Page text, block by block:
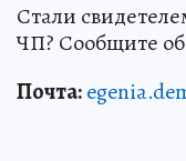
Стали
ЧП? Сообщите
Почта: